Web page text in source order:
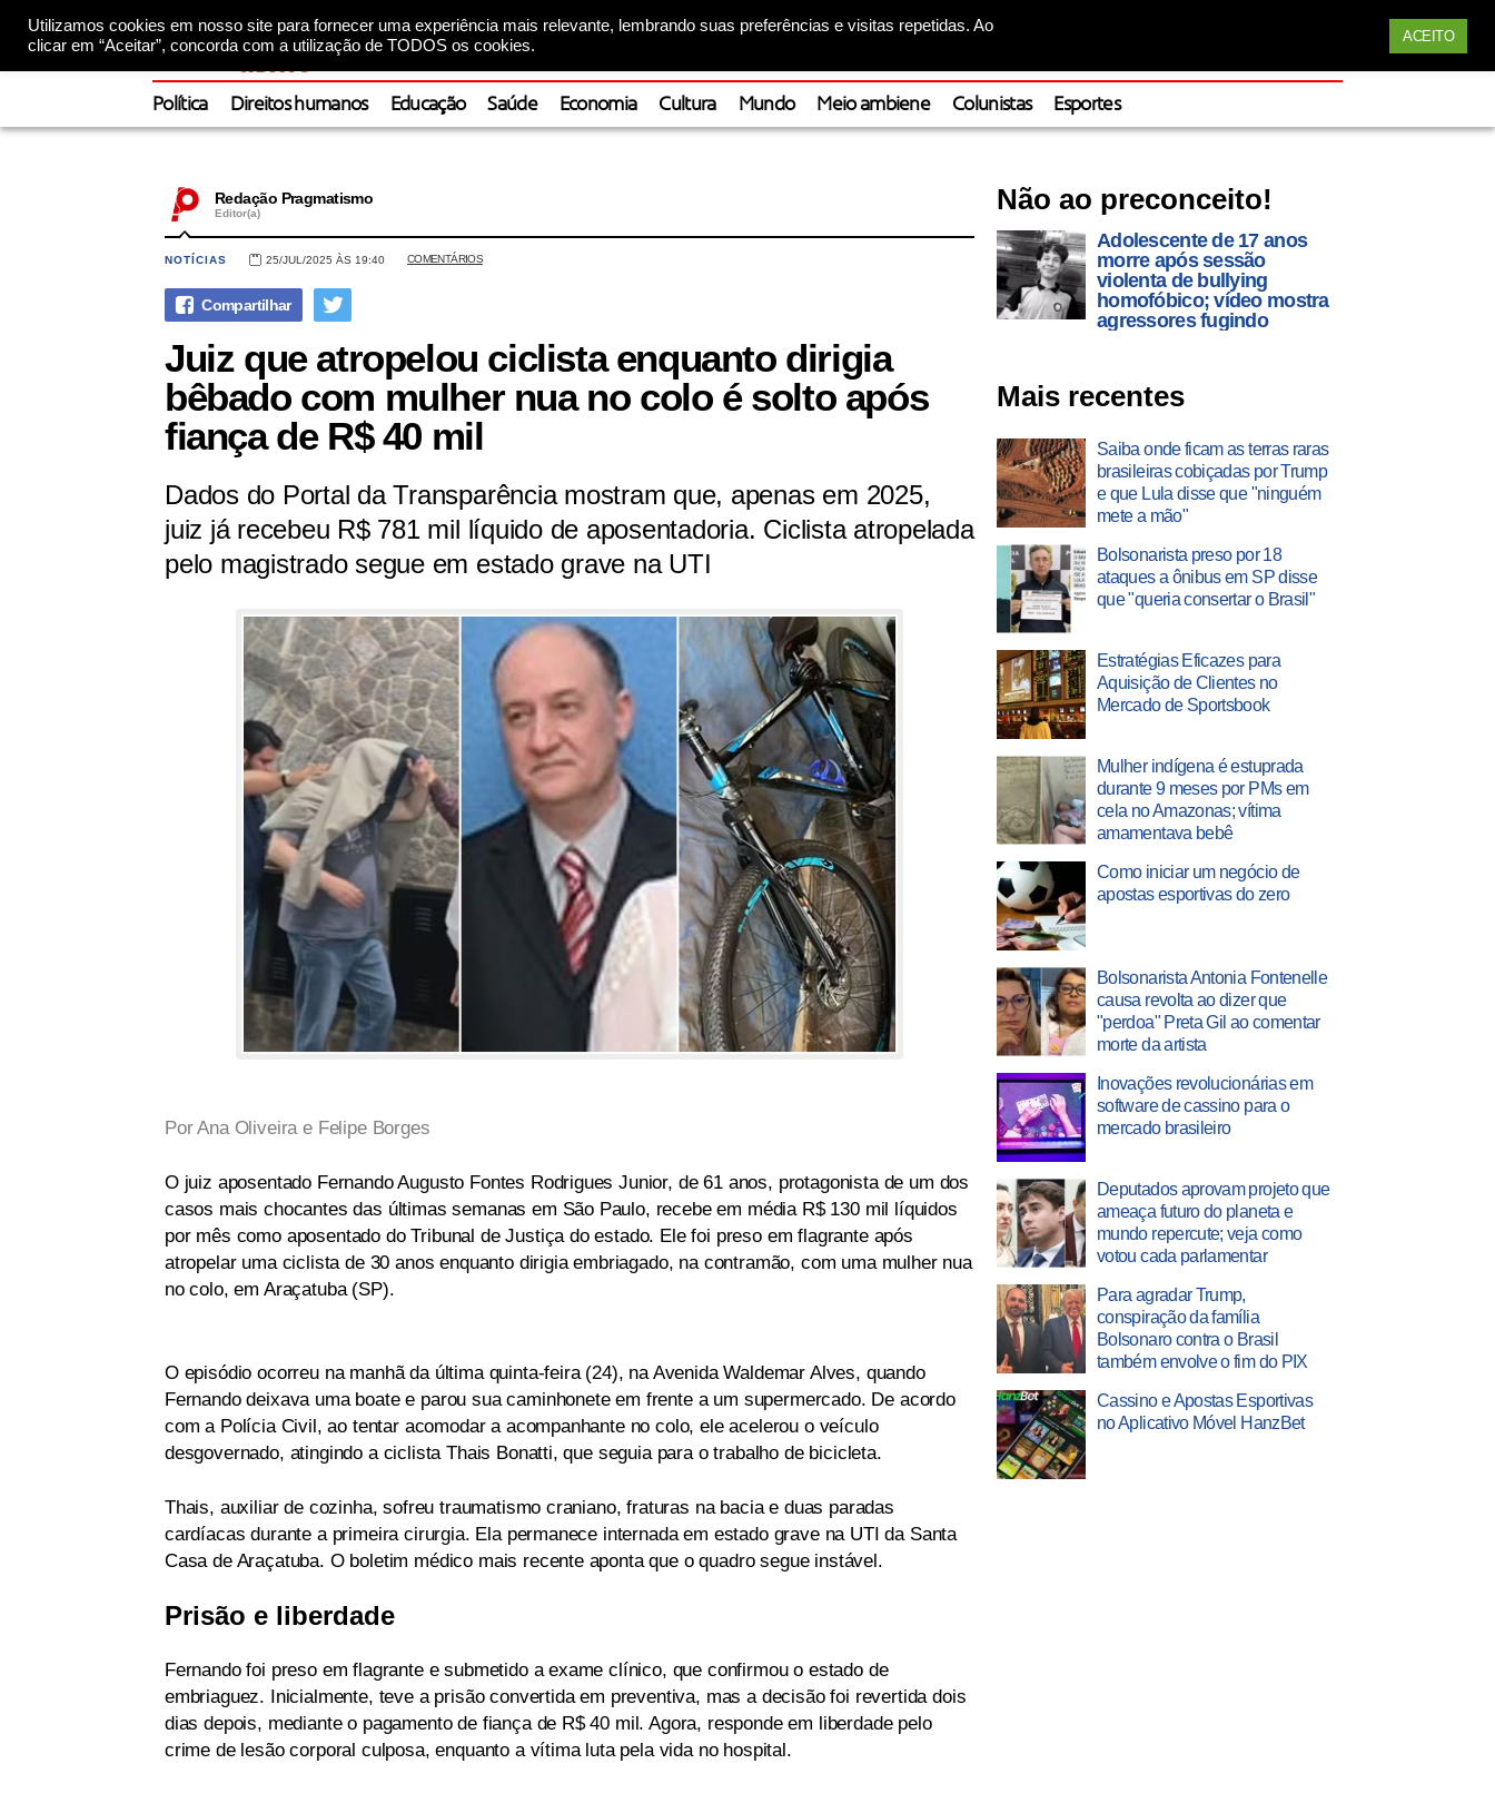
Utilizamos cookies em nosso site para fornecer uma experiência mais relevante, lembrando suas preferências e visitas repetidas. Ao
clicar em “Aceitar”, concorda com a utilização de TODOS os cookies.
ACEITO
Política Direitos humanos Educação Saúde Economia Cultura Mundo Meio ambiene Colunistas Esportes
Redação Pragmatismo
Editor(a)
NOTÍCIAS 25/JUL/2025 ÀS 19:40 COMENTÁRIOS
Juiz que atropelou ciclista enquanto dirigia
bêbado com mulher nua no colo é solto após
fiança de R$ 40 mil
Dados do Portal da Transparência mostram que, apenas em 2025,
juiz já recebeu R$ 781 mil líquido de aposentadoria. Ciclista atropelada
pelo magistrado segue em estado grave na UTI
Por Ana Oliveira e Felipe Borges
O juiz aposentado Fernando Augusto Fontes Rodrigues Junior, de 61 anos, protagonista de um dos
casos mais chocantes das últimas semanas em São Paulo, recebe em média R$ 130 mil líquidos
por mês como aposentado do Tribunal de Justiça do estado. Ele foi preso em flagrante após
atropelar uma ciclista de 30 anos enquanto dirigia embriagado, na contramão, com uma mulher nua
no colo, em Araçatuba (SP).
O episódio ocorreu na manhã da última quinta-feira (24), na Avenida Waldemar Alves, quando
Fernando deixava uma boate e parou sua caminhonete em frente a um supermercado. De acordo
com a Polícia Civil, ao tentar acomodar a acompanhante no colo, ele acelerou o veículo
desgovernado, atingindo a ciclista Thais Bonatti, que seguia para o trabalho de bicicleta.
Thais, auxiliar de cozinha, sofreu traumatismo craniano, fraturas na bacia e duas paradas
cardíacas durante a primeira cirurgia. Ela permanece internada em estado grave na UTI da Santa
Casa de Araçatuba. O boletim médico mais recente aponta que o quadro segue instável.
Prisão e liberdade
Fernando foi preso em flagrante e submetido a exame clínico, que confirmou o estado de
embriaguez. Inicialmente, teve a prisão convertida em preventiva, mas a decisão foi revertida dois
dias depois, mediante o pagamento de fiança de R$ 40 mil. Agora, responde em liberdade pelo
crime de lesão corporal culposa, enquanto a vítima luta pela vida no hospital.
Não ao preconceito!
Adolescente de 17 anos
morre após sessão
violenta de bullying
homofóbico; vídeo mostra
agressores fugindo
Mais recentes
Saiba onde ficam as terras raras
brasileiras cobiçadas por Trump
e que Lula disse que "ninguém
mete a mão"
Bolsonarista preso por 18
ataques a ônibus em SP disse
que "queria consertar o Brasil"
Estratégias Eficazes para
Aquisição de Clientes no
Mercado de Sportsbook
Mulher indígena é estuprada
durante 9 meses por PMs em
cela no Amazonas; vítima
amamentava bebê
Como iniciar um negócio de
apostas esportivas do zero
Bolsonarista Antonia Fontenelle
causa revolta ao dizer que
"perdoa" Preta Gil ao comentar
morte da artista
Inovações revolucionárias em
software de cassino para o
mercado brasileiro
Deputados aprovam projeto que
ameaça futuro do planeta e
mundo repercute; veja como
votou cada parlamentar
Para agradar Trump,
conspiração da família
Bolsonaro contra o Brasil
também envolve o fim do PIX
Cassino e Apostas Esportivas
no Aplicativo Móvel HanzBet